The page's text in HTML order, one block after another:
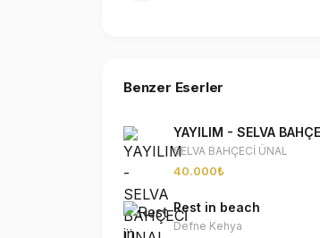
Benzer Eserler
YAYILIM - SELVA
SELVA BAHÇECİ ÜNAL
40.000₺
Rest in beach
Defne Kehya